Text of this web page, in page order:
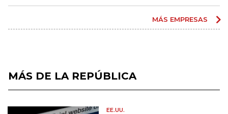
MÁS EMPRESAS
MÁS DE LA REPÚBLICA
EE.UU.